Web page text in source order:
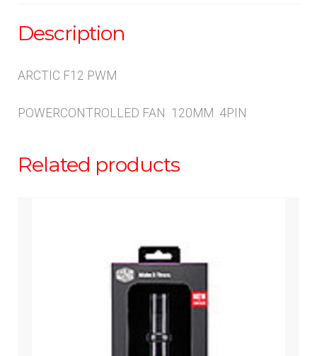
Description
ARCTIC F12 PWM
POWERCONTROLLED FAN 120MM 4PIN
Related products